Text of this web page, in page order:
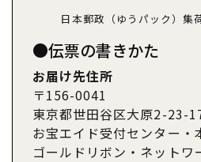
日本郵政（ゆうパック）集
●伝票の書きかた
お届け先住所
〒156-0041
東京都世田谷区大原2-23-
お宝エイド受付センター・
ゴールドリボン・ネットワ